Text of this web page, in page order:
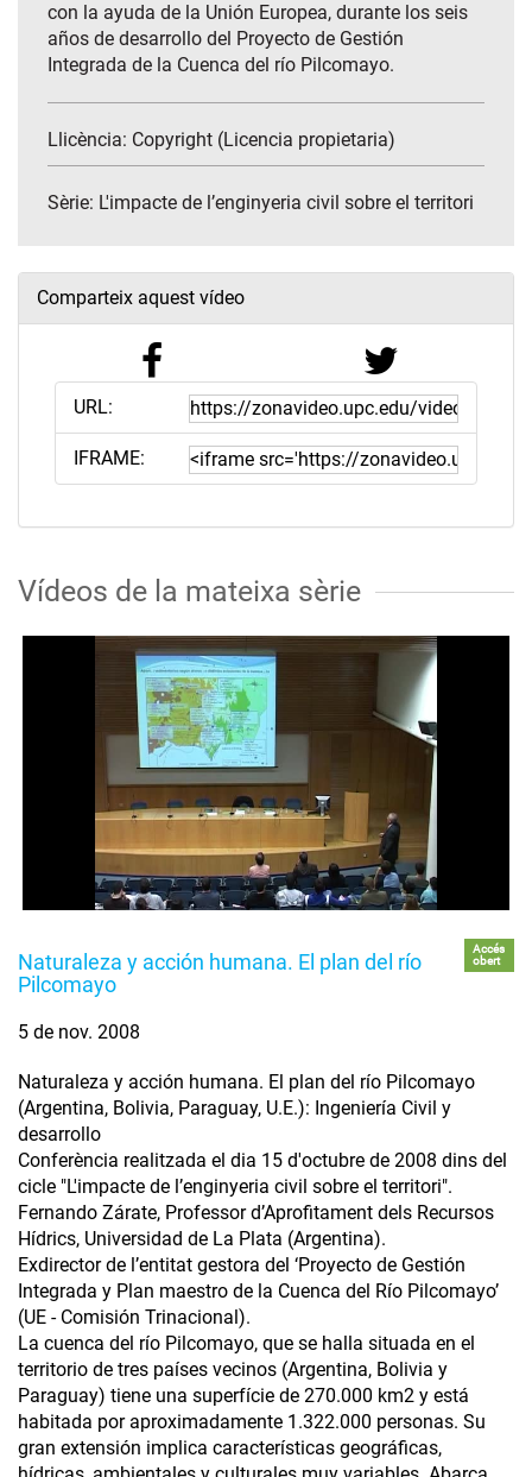
con la ayuda de la Unión Europea, durante los seis
años de desarrollo del Proyecto de Gestión
Integrada de la Cuenca del río Pilcomayo.
Llicència: Copyright (Licencia propietaria)
Sèrie: L'impacte de l’enginyeria civil sobre el territori
Comparteix aquest vídeo
URL:
IFRAME:
Vídeos de la mateixa sèrie
Naturaleza y acción humana. El plan del río
Pilcomayo
Accés
obert
5 de nov. 2008
Naturaleza y acción humana. El plan del río Pilcomayo
(Argentina, Bolivia, Paraguay, U.E.): Ingeniería Civil y
desarrollo
Conferència realitzada el dia 15 d'octubre de 2008 dins del
cicle "L'impacte de l’enginyeria civil sobre el territori".
Fernando Zárate, Professor d’Aprofitament dels Recursos
Hídrics, Universidad de La Plata (Argentina).
Exdirector de l’entitat gestora del ‘Proyecto de Gestión
Integrada y Plan maestro de la Cuenca del Río Pilcomayo’
(UE - Comisión Trinacional).
La cuenca del río Pilcomayo, que se halla situada en el
territorio de tres países vecinos (Argentina, Bolivia y
Paraguay) tiene una superfície de 270.000 km2 y está
habitada por aproximadamente 1.322.000 personas. Su
gran extensión implica características geográficas,